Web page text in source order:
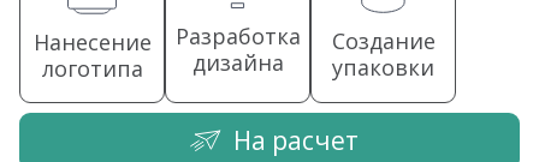
Нанесение
логотипа
Разработка
дизайна
Создание
упаковки
На расчет